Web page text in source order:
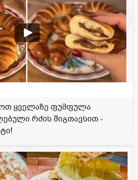
ყველაზე ფუმფულა
რძის შიგთავსით -